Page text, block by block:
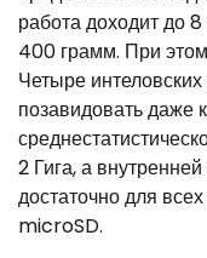
работа доходит до
400 грамм. При
Четыре
позавидовать
2 Гига, а
достаточно для
microSD.